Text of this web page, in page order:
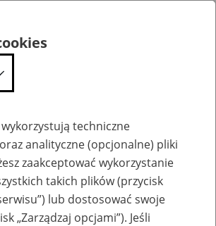
świadczeń pracujących emerytów i rencistów
wykorzystują techniczne
analityczne (opcjonalne) pliki
zaakceptować wykorzystanie
takich plików (przycisk
lub dostosować swoje
„Zarządzaj opcjami”). Jeśli